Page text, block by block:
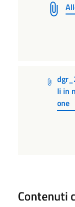
li in
one
Contenuti